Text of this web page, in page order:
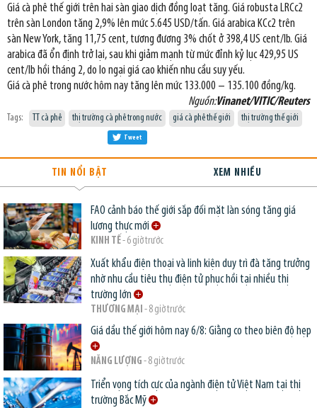
Giá cà phê thế giới trên hai sàn giao dịch đồng loạt tăng. Giá robusta LRCc2
trên sàn London tăng 2,9% lên mức 5.645 USD/tấn. Giá arabica KCc2 trên
sàn New York, tăng 11,75 cent, tương đương 3% chốt ở 398,4 US cent/lb. Giá
arabica đã ổn định trở lại, sau khi giảm mạnh từ mức đỉnh kỷ lục 429,95 US
cent/lb hồi tháng 2, do lo ngại giá cao khiến nhu cầu suy yếu.
Giá cà phê trong nước hôm nay tăng lên mức 133.000 – 135.100 đồng/kg.
Nguồn:Vinanet/VITIC/Reuters
Tags: TT cà phê thị trường cà phê trong nước giá cà phê thế giới thị trường thế giới
Tweet
TIN NỔI BẬT XEM NHIỀU
FAO cảnh báo thế giới sắp đối mặt làn sóng tăng giá
lương thực mới
KINH TẾ- 6 giờ trước
Xuất khẩu điện thoại và linh kiện duy trì đà tăng trưởng
nhờ nhu cầu tiêu thụ điện tử phục hồi tại nhiều thị
trường lớn
THƯƠNG MẠI - 8 giờ trước
Giá dầu thế giới hôm nay 6/8: Giằng co theo biên độ hẹp
NĂNG LƯỢNG - 8 giờ trước
Triển vọng tích cực của ngành điện tử Việt Nam tại thị
trường Bắc Mỹ